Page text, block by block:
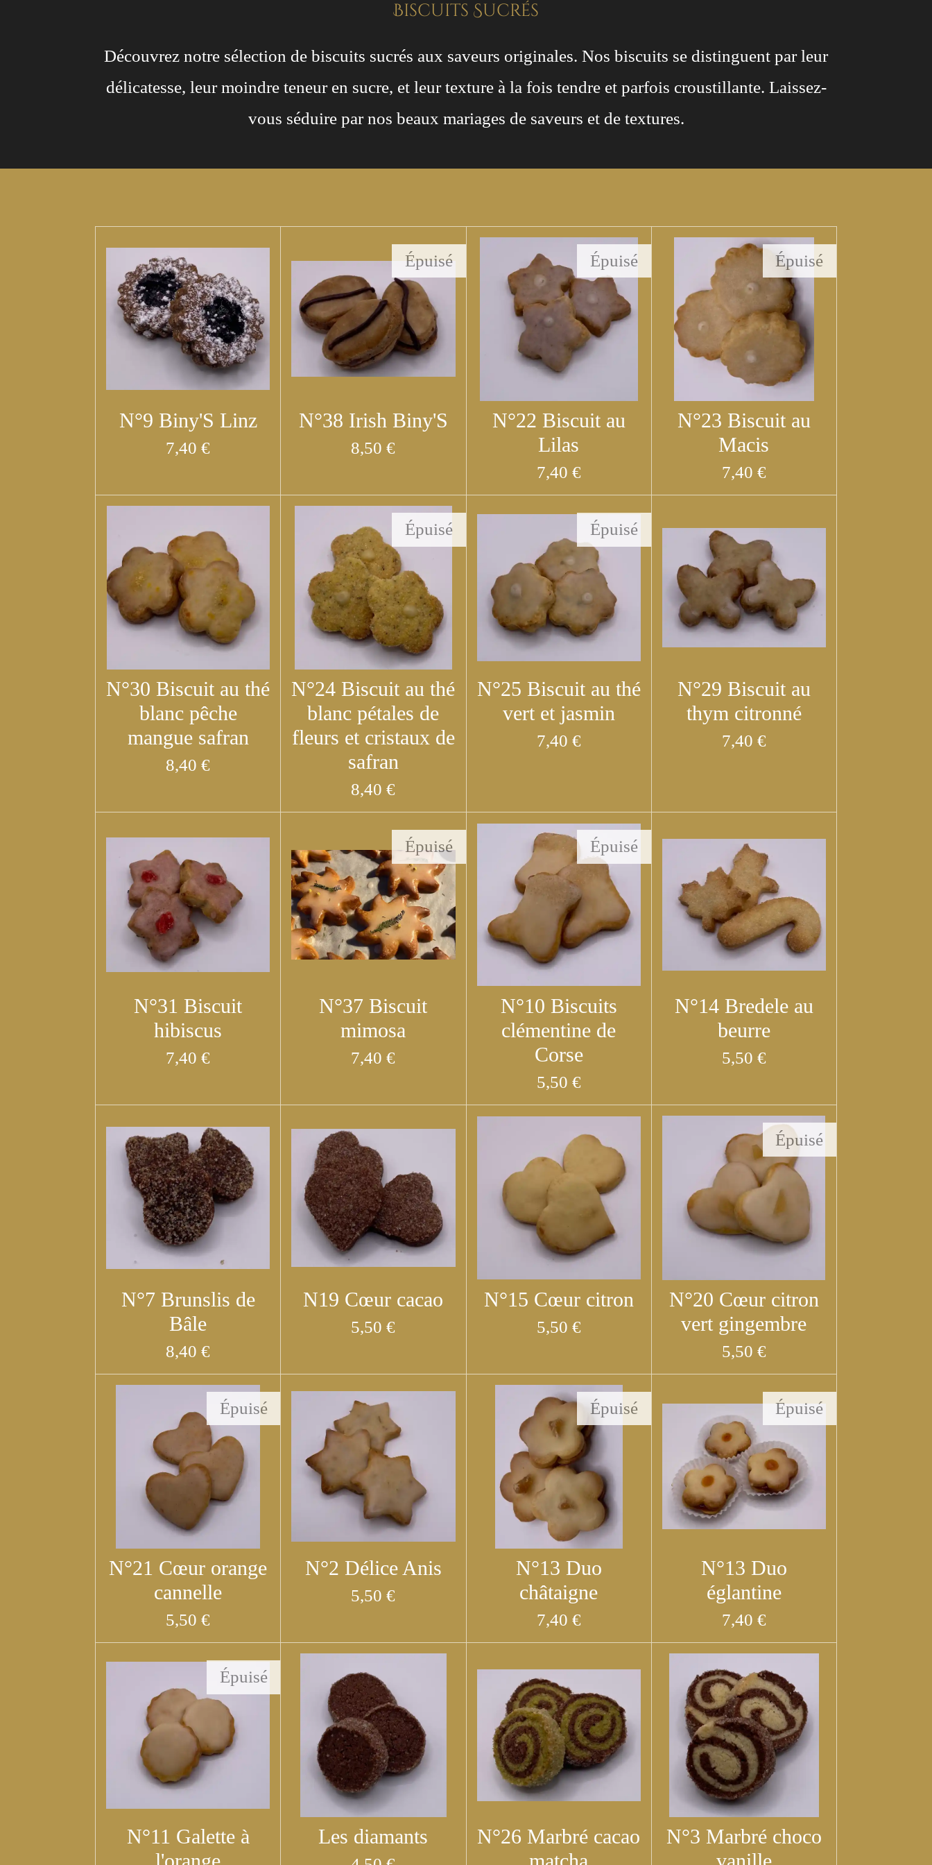
Biscuits Sucrés
Découvrez notre sélection de biscuits sucrés aux saveurs originales. Nos biscuits se distinguent par leur
délicatesse, leur moindre teneur en sucre, et leur texture à la fois tendre et parfois croustillante. Laissez-
vous séduire par nos beaux mariages de saveurs et de textures.
N°9 Biny'S Linz
7,40 €
Épuisé
N°38 Irish Biny'S
8,50 €
Épuisé
N°22 Biscuit au
Lilas
7,40 €
Épuisé
N°23 Biscuit au
Macis
7,40 €
N°30 Biscuit au thé
blanc pêche
mangue safran
8,40 €
Épuisé
N°24 Biscuit au thé
blanc pétales de
fleurs et cristaux de
safran
8,40 €
Épuisé
N°25 Biscuit au thé
vert et jasmin
7,40 €
N°29 Biscuit au
thym citronné
7,40 €
N°31 Biscuit
hibiscus
7,40 €
Épuisé
N°37 Biscuit
mimosa
7,40 €
Épuisé
N°10 Biscuits
clémentine de
Corse
5,50 €
N°14 Bredele au
beurre
5,50 €
N°7 Brunslis de
Bâle
8,40 €
N19 Cœur cacao
5,50 €
N°15 Cœur citron
5,50 €
Épuisé
N°20 Cœur citron
vert gingembre
5,50 €
Épuisé
N°21 Cœur orange
cannelle
5,50 €
N°2 Délice Anis
5,50 €
Épuisé
N°13 Duo
châtaigne
7,40 €
Épuisé
N°13 Duo
églantine
7,40 €
Épuisé
N°11 Galette à
Les diamants
N°26 Marbré cacao
N°3 Marbré choco